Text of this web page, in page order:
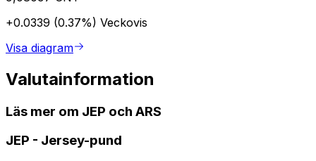
+0.0339 (0.37%) Veckovis
Visa diagram
Valutainformation
Läs mer om JEP och ARS
JEP - Jersey-pund